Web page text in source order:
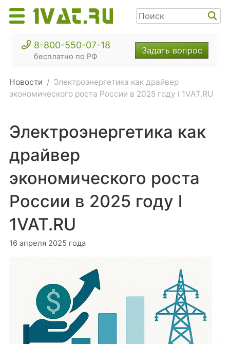
8-800-550-07-18
бесплатно по РФ
Задать вопрос
Новости
Электроэнергетика как драйвер
экономического роста России в 2025 году l 1VAT.RU
Электроэнергетика как
драйвер
экономического роста
России в 2025 году l
1VAT.RU
16 апреля 2025 года